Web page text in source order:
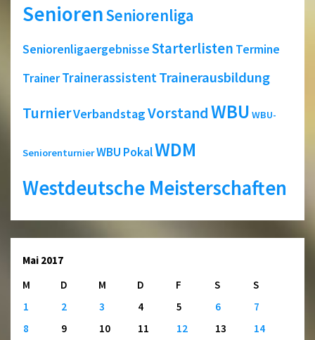
SeniorenSeniorenliga
SeniorenligaergebnisseStarterlisten Termine
TrainerTrainerassistentTrainerausbildung
TurnierVerbandstagVorstandWBU WBU-
SeniorenturnierWBU PokalWDM
Westdeutsche Meisterschaften
Mai 2017
M
D M D F S
S
1
2 3 4 5 6
7
8
9 10 11 12 13
14